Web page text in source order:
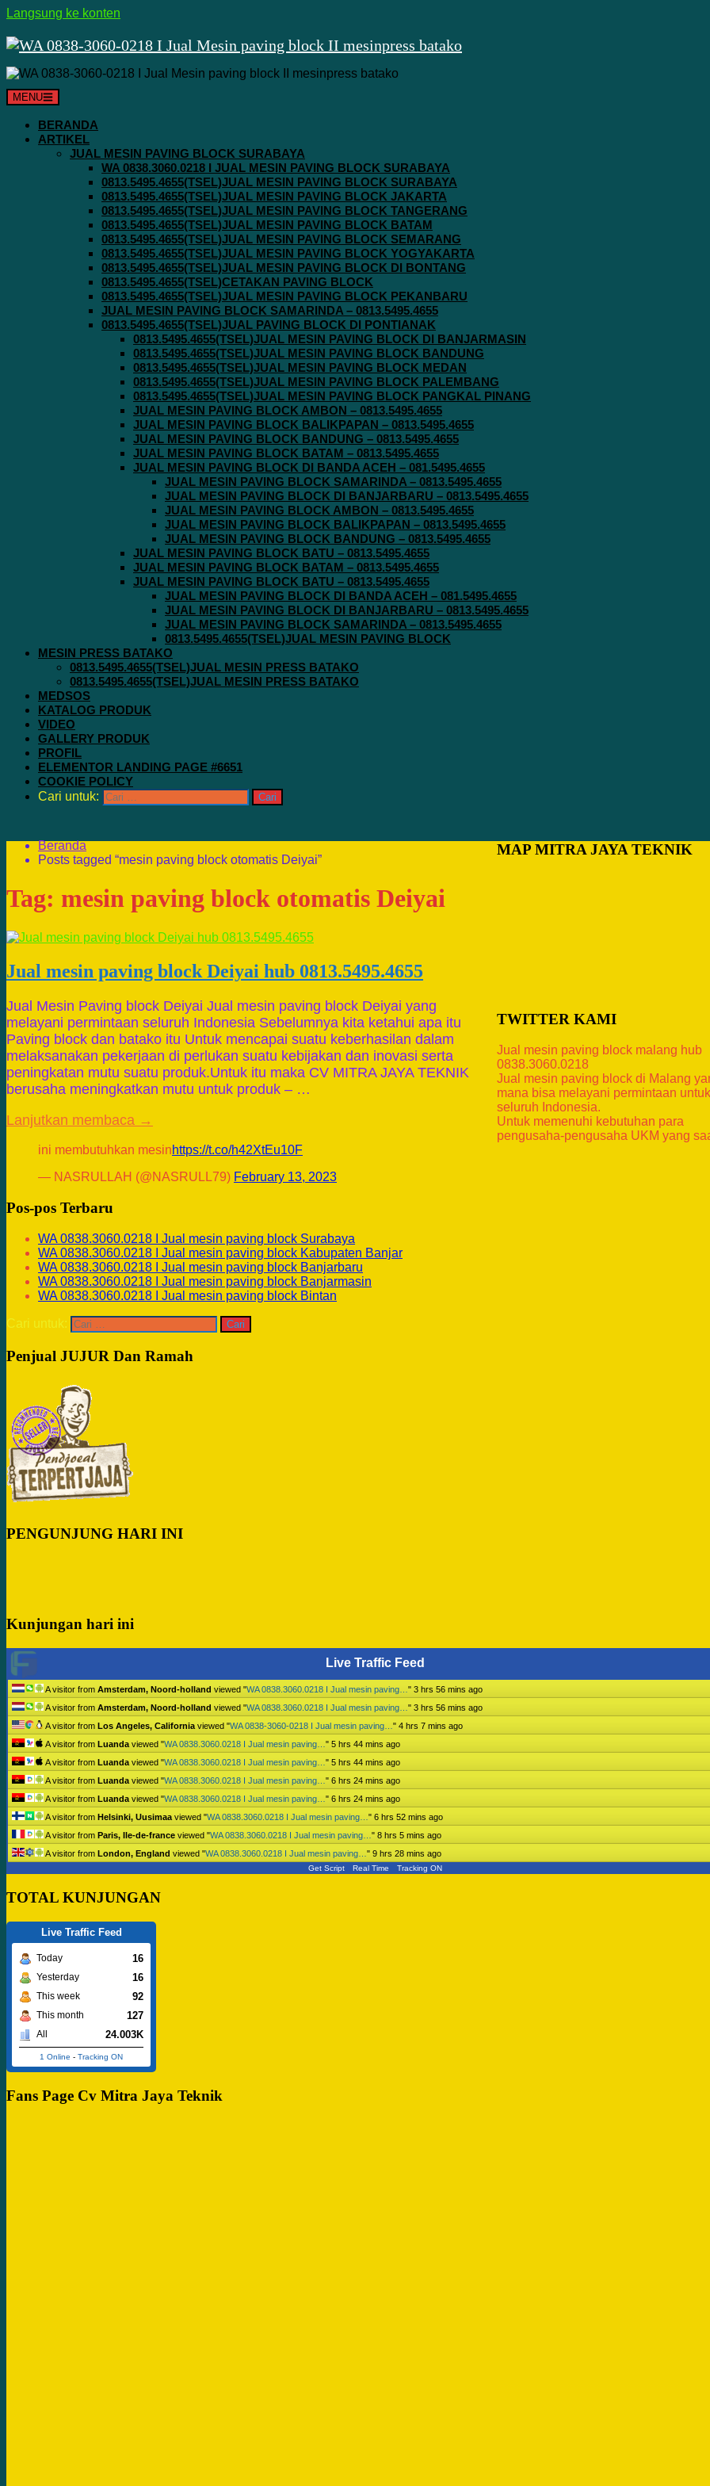
Langsung ke konten
MENU
BERANDA
ARTIKEL
JUAL MESIN PAVING BLOCK SURABAYA
WA 0838.3060.0218 I JUAL MESIN PAVING BLOCK SURABAYA
0813.5495.4655(TSEL)JUAL MESIN PAVING BLOCK SURABAYA
0813.5495.4655(TSEL)JUAL MESIN PAVING BLOCK JAKARTA
0813.5495.4655(TSEL)JUAL MESIN PAVING BLOCK TANGERANG
0813.5495.4655(TSEL)JUAL MESIN PAVING BLOCK BATAM
0813.5495.4655(TSEL)JUAL MESIN PAVING BLOCK SEMARANG
0813.5495.4655(TSEL)JUAL MESIN PAVING BLOCK YOGYAKARTA
0813.5495.4655(TSEL)JUAL MESIN PAVING BLOCK DI BONTANG
0813.5495.4655(TSEL)CETAKAN PAVING BLOCK
0813.5495.4655(TSEL)JUAL MESIN PAVING BLOCK PEKANBARU
JUAL MESIN PAVING BLOCK SAMARINDA – 0813.5495.4655
0813.5495.4655(TSEL)JUAL PAVING BLOCK DI PONTIANAK
0813.5495.4655(TSEL)JUAL MESIN PAVING BLOCK DI BANJARMASIN
0813.5495.4655(TSEL)JUAL MESIN PAVING BLOCK BANDUNG
0813.5495.4655(TSEL)JUAL MESIN PAVING BLOCK MEDAN
0813.5495.4655(TSEL)JUAL MESIN PAVING BLOCK PALEMBANG
0813.5495.4655(TSEL)JUAL MESIN PAVING BLOCK PANGKAL PINANG
JUAL MESIN PAVING BLOCK AMBON – 0813.5495.4655
JUAL MESIN PAVING BLOCK BALIKPAPAN – 0813.5495.4655
JUAL MESIN PAVING BLOCK BANDUNG – 0813.5495.4655
JUAL MESIN PAVING BLOCK BATAM – 0813.5495.4655
JUAL MESIN PAVING BLOCK DI BANDA ACEH – 081.5495.4655
JUAL MESIN PAVING BLOCK SAMARINDA – 0813.5495.4655
JUAL MESIN PAVING BLOCK DI BANJARBARU – 0813.5495.4655
JUAL MESIN PAVING BLOCK AMBON – 0813.5495.4655
JUAL MESIN PAVING BLOCK BALIKPAPAN – 0813.5495.4655
JUAL MESIN PAVING BLOCK BANDUNG – 0813.5495.4655
JUAL MESIN PAVING BLOCK BATU – 0813.5495.4655
JUAL MESIN PAVING BLOCK BATAM – 0813.5495.4655
JUAL MESIN PAVING BLOCK BATU – 0813.5495.4655
JUAL MESIN PAVING BLOCK DI BANDA ACEH – 081.5495.4655
JUAL MESIN PAVING BLOCK DI BANJARBARU – 0813.5495.4655
JUAL MESIN PAVING BLOCK SAMARINDA – 0813.5495.4655
0813.5495.4655(TSEL)JUAL MESIN PAVING BLOCK
MESIN PRESS BATAKO
0813.5495.4655(TSEL)JUAL MESIN PRESS BATAKO
0813.5495.4655(TSEL)JUAL MESIN PRESS BATAKO
MEDSOS
KATALOG PRODUK
VIDEO
GALLERY PRODUK
PROFIL
ELEMENTOR LANDING PAGE #6651
COOKIE POLICY
Cari untuk:
Beranda
Posts tagged “mesin paving block otomatis Deiyai”
Tag: mesin paving block otomatis Deiyai
Jual mesin paving block Deiyai hub 0813.5495.4655
Jual Mesin Paving block Deiyai Jual mesin paving block Deiyai yang
melayani permintaan seluruh Indonesia Sebelumnya kita ketahui apa itu
Paving block dan batako itu Untuk mencapai suatu keberhasilan dalam
melaksanakan pekerjaan di perlukan suatu kebijakan dan inovasi serta
peningkatan mutu suatu produk.Untuk itu maka CV MITRA JAYA TEKNIK
berusaha meningkatkan mutu untuk produk – …
Lanjutkan membaca →
MAP MITRA JAYA TEKNIK
TWITTER KAMI
Jual mesin paving block malang hub
0838.3060.0218
Jual mesin paving block di Malang
mana bisa melayani permintaan untuk
seluruh Indonesia.
Untuk memenuhi kebutuhan para
pengusaha-pengusaha UKM yang
ini membutuhkan mesinhttps://t.co/h42XtEu10F
— NASRULLAH (@NASRULL79) February 13, 2023
Pos-pos Terbaru
WA 0838.3060.0218 I Jual mesin paving block Surabaya
WA 0838.3060.0218 I Jual mesin paving block Kabupaten Banjar
WA 0838.3060.0218 I Jual mesin paving block Banjarbaru
WA 0838.3060.0218 I Jual mesin paving block Banjarmasin
WA 0838.3060.0218 I Jual mesin paving block Bintan
Cari untuk:
Penjual JUJUR Dan Ramah
PENGUNJUNG HARI INI
Kunjungan hari ini
Live Traffic Feed
A visitor from Amsterdam, Noord-holland viewed "WA 0838.3060.0218 I Jual mesin paving… " 3 hrs 56 mins ago
A visitor from Amsterdam, Noord-holland viewed "WA 0838.3060.0218 I Jual mesin paving… " 3 hrs 56 mins ago
A visitor from Los Angeles, California viewed "WA 0838-3060-0218 I Jual mesin paving… " 4 hrs 7 mins ago
A visitor from Luanda viewed "WA 0838.3060.0218 I Jual mesin paving… " 5 hrs 44 mins ago
A visitor from Luanda viewed "WA 0838.3060.0218 I Jual mesin paving… " 5 hrs 44 mins ago
A visitor from Luanda viewed "WA 0838.3060.0218 I Jual mesin paving… " 6 hrs 24 mins ago
A visitor from Luanda viewed "WA 0838.3060.0218 I Jual mesin paving… " 6 hrs 24 mins ago
A visitor from Helsinki, Uusimaa viewed "WA 0838.3060.0218 I Jual mesin paving… " 6 hrs 52 mins ago
A visitor from Paris, Ile-de-france viewed "WA 0838.3060.0218 I Jual mesin paving… " 8 hrs 5 mins ago
A visitor from London, England viewed "WA 0838.3060.0218 I Jual mesin paving… " 9 hrs 28 mins ago
Get Script Real Time Tracking ON
TOTAL KUNJUNGAN
Live Traffic Feed
Today 16
Yesterday 16
This week 92
This month 127
All 24.003K
1 Online - Tracking ON
Fans Page Cv Mitra Jaya Teknik